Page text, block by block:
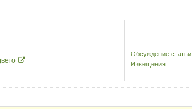
Обсуждение статьи
Извещения